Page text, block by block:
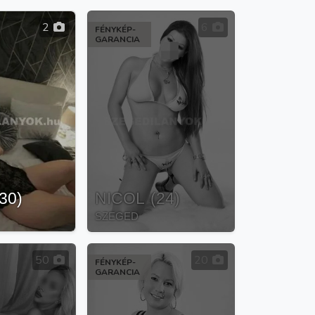
2
30)
FÉNYKÉP-
GARANCIA
NICOL (24)
SZEGED
50
FÉNYKÉP-
GARANCIA